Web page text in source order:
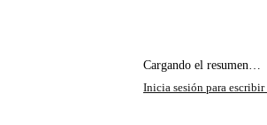
Cargando el resumen…